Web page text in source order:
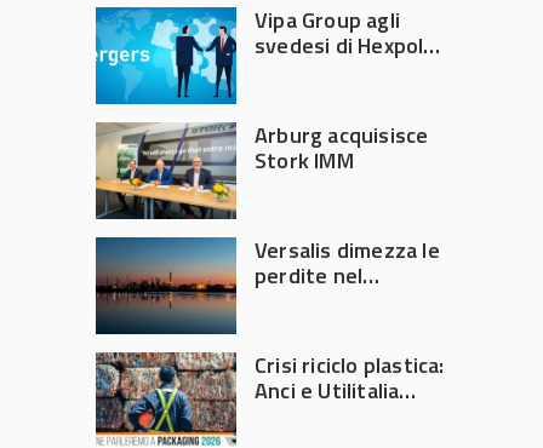
Vipa Group agli
svedesi di Hexpol
Arburg acquisisce
Stork IMM
Versalis dimezza le
perdite nel
Crisi riciclo plastica:
Anci e Utilitalia